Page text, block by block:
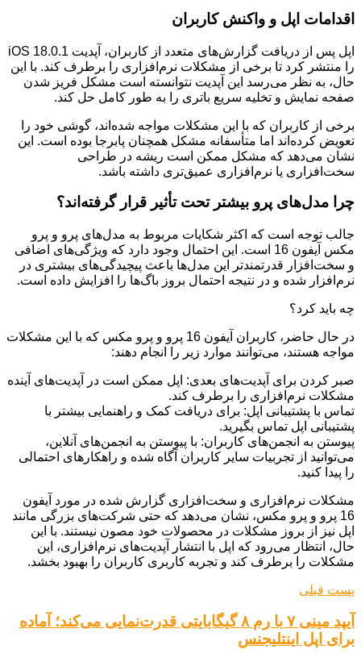
اقدامات اپل و واکنش کاربران
اپل پس از دریافت گزارش‌های متعدد از کاربران، آپدیت iOS 18.0.1
را منتشر کرد تا برخی از مشکلات نرم‌افزاری را برطرف کند. با این
حال، به نظر می‌رسد این آپدیت نتوانسته است مشکل فریز شدن
صفحه نمایش و تخلیه سریع باتری را به طور کامل حل کند.
برخی از کاربران که با این مشکلات مواجه شده‌اند، گوشی خود را
تعویض کرده‌اند اما متأسفانه مشکل همچنان پابرجا بوده است. این
نشان می‌دهد که مشکل ممکن است ریشه در طراحی
سخت‌افزاری یا نرم‌افزاری عمیق‌تری داشته باشد.
چرا مدل‌های پرو بیشتر تحت تأثیر قرار گرفته‌اند؟
جالب توجه است که اکثر شکایات مربوط به مدل‌های پرو و پرو
مکس آیفون 16 است. این احتمال وجود دارد که ویژگی‌های اضافی
و سخت‌افزار قدرتمندتر این مدل‌ها باعث پیچیدگی‌های بیشتری در
نرم‌افزار شده و در نتیجه احتمال بروز باگ‌ها را افزایش داده است.
چه باید کرد؟
در حال حاضر، کاربران آیفون 16 پرو و پرو مکس که با این مشکلات
مواجه هستند، می‌توانند موارد زیر را انجام دهند:
صبر کردن برای آپدیت‌های بعدی: اپل ممکن است در آپدیت‌های آینده
مشکلات نرم‌افزاری را برطرف کند.
تماس با پشتیبانی اپل: برای دریافت کمک و راهنمایی بیشتر با
پشتیبانی اپل تماس بگیرید.
پیوستن به انجمن‌های کاربران: با پیوستن به انجمن‌های آنلاین،
می‌توانید از تجربیات سایر کاربران آگاه شده و راهکارهای احتمالی
را پیدا کنید.
مشکلات نرم‌افزاری و سخت‌افزاری گزارش شده در مورد آیفون
16 پرو و پرو مکس، نشان می‌دهد که حتی شرکت‌های بزرگی مانند
اپل نیز از بروز مشکلات در محصولات خود مصون نیستند. با این
حال، انتظار می‌رود که اپل با انتشار آپدیت‌های نرم‌افزاری، این
مشکلات را برطرف کند و تجربه کاربری کاربران را بهبود بخشد.
پست قبلی
آیپد مینی ۷ با رم ۸ گیگابایتی قدرت‌نمایی می‌کند؛ آماده
برای اپل اینتلیجنس